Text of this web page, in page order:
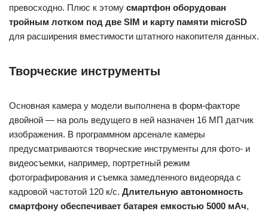
превосходно. Плюс к этому смартфон оборудован
тройным лотком под две SIM и карту памяти microSD
для расширения вместимости штатного накопителя данных.
Творческие инструменты
Основная камера у модели выполнена в форм-факторе
двойной — на роль ведущего в ней назначен 16 МП датчик
изображения. В программном арсенале камеры
предусматриваются творческие инструменты для фото- и
видеосъемки, например, портретный режим
фотографирования и съемка замедленного видеоряда с
кадровой частотой 120 к/с. Длительную автономность
смартфону обеспечивает батарея емкостью 5000 мАч,